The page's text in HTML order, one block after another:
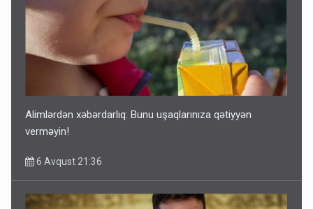
Alimlərdən xəbərdarlıq: Bunu uşaqlarınıza qətiyyən
verməyin!
6 Avqust 21:36